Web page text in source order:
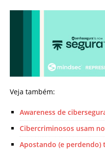
Veja também:
Awareness de
Cibercriminosos usam
Apostando (e perdendo)